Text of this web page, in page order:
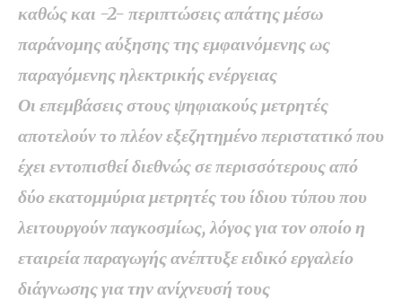
καθώς και -2- περιπτώσεις απάτης μέσω
παράνομης αύξησης της εμφαινόμενης ως
παραγόμενης ηλεκτρικής ενέργειας
Οι επεμβάσεις στους ψηφιακούς μετρητές
αποτελούν το πλέον εξεζητημένο περιστατικό που
έχει εντοπισθεί διεθνώς σε περισσότερους από
δύο εκατομμύρια μετρητές του ίδιου τύπου που
λειτουργούν παγκοσμίως, λόγος για τον οποίο η
εταιρεία παραγωγής ανέπτυξε ειδικό εργαλείο
διάγνωσης για την ανίχνευσή τους